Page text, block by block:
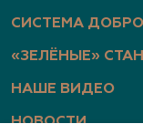
СИСТЕМА
«ЗЕЛЁНЫЕ»
НАШЕ ВИДЕО
НОВОСТИ